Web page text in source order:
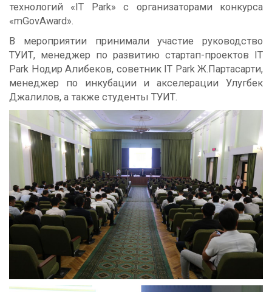
технологий «IT Park» с организаторами конкурса
«mGovAward».
В мероприятии принимали участие руководство
ТУИТ, менеджер по развитию стартап-проектов IT
Park Нодир Алибеков, советник IT Park Ж.Партасарти,
менеджер по инкубации и акселерации Улугбек
Джалилов, а также студенты ТУИТ.